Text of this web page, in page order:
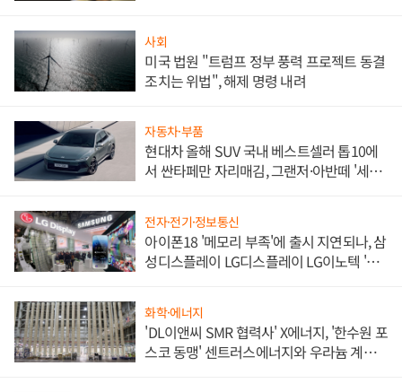
사회
미국 법원 "트럼프 정부 풍력 프로젝트 동결
조치는 위법", 해제 명령 내려
자동차·부품
현대차 올해 SUV 국내 베스트셀러 톱10에
서 싼타페만 자리매김, 그랜저·아반떼 '세단
전자·전기·정보통신
아이폰18 '메모리 부족'에 출시 지연되나, 삼
성디스플레이 LG디스플레이 LG이노텍 '탈
화학·에너지
'DL이앤씨 SMR 협력사' X에너지, '한수원 포
스코 동맹' 센트러스에너지와 우라늄 계약